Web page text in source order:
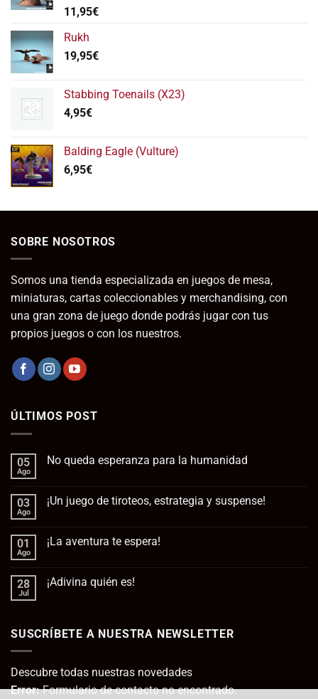
Valorado
con
de 5
11,95€
Rukh
19,95€
Stabbing Toenails (X23)
4,95€
Balding Eagle (Vulture)
6,95€
SOBRE NOSOTROS
Somos una tienda especializada en juegos de mesa,
miniaturas, cartas coleccionables y merchandising, con
una gran zona de juego donde podrás jugar con tus
propios juegos o con los nuestros.
ÚLTIMOS POST
05
Ago
No queda esperanza para la humanidad
en
para
la
03
Ago
¡Un juego de tiroteos, estrategia y suspense!
en
tiroteos,
estrategia
01
Ago
¡La aventura te espera!
en
28
Jul
¡Adivina quién es!
¡Adivina
SUSCRÍBETE A NUESTRA NEWSLETTER
Descubre todas nuestras novedades
Error:Formulario de contacto no encontrado.